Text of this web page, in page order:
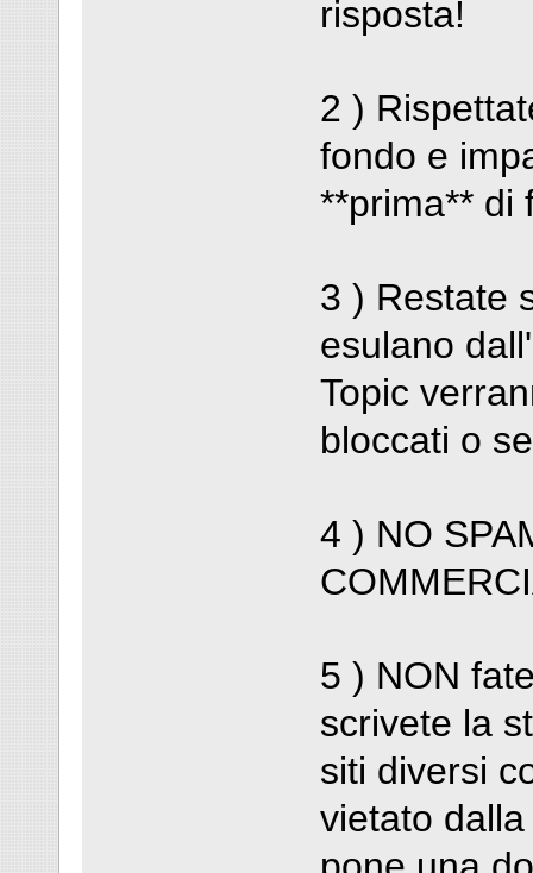
risposta!
2 )
fondo e
**prima** di
3 ) Restate
esulano
Topic
bloccati o
4 ) NO
5 ) NON
scrivete la
siti diversi
vietato